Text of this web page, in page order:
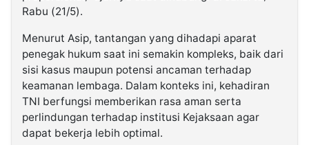
Rabu (21/5).
Menurut Asip, tantangan yang dihadapi aparat
penegak hukum saat ini semakin kompleks, baik dari
sisi kasus maupun potensi ancaman terhadap
keamanan lembaga. Dalam konteks ini, kehadiran
TNI berfungsi memberikan rasa aman serta
perlindungan terhadap institusi Kejaksaan agar
dapat bekerja lebih optimal.